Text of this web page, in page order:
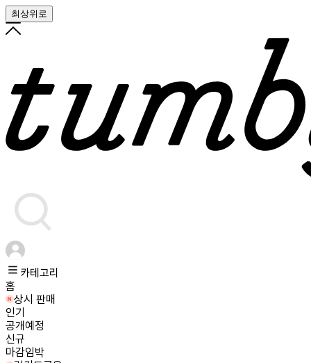
최상위로
카테고리
홈
상시 판매
인기
공개예정
신규
마감임박